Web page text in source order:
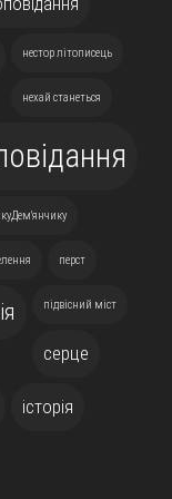
нестор літописець
нехай станеться
перст
підвісний міст
серце
історія